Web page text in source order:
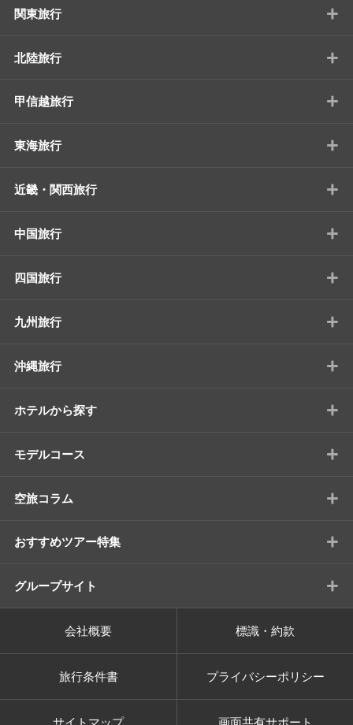
関東旅行 +
北陸旅行 +
甲信越旅行 +
東海旅行 +
近畿・関西旅行 +
中国旅行 +
四国旅行 +
九州旅行 +
沖縄旅行 +
ホテルから探す +
モデルコース +
空旅コラム +
おすすめツアー特集 +
グループサイト +
会社概要 標識・約款
旅行条件書 プライバシーポリシー
サイトマップ 画面共有サポート